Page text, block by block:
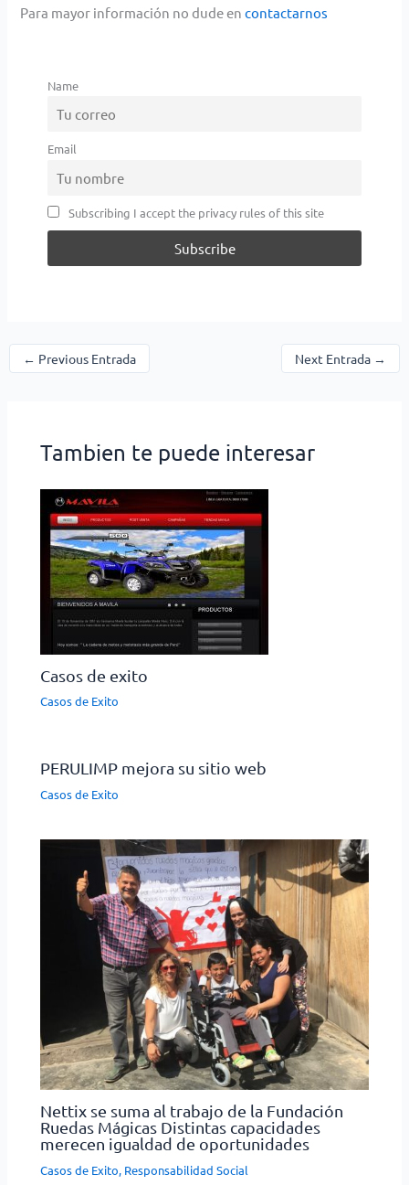
Para mayor información no dude encontactarnos
Name
Email
Subscribing I accept the privacy rules of this site
← Previous Entrada Next Entrada →
Tambien te puede interesar
Casos de exito
Casos de Exito
PERULIMP mejora su sitio web
Casos de Exito
Nettix se suma al trabajo de la Fundación
Ruedas Mágicas Distintas capacidades
merecen igualdad de oportunidades
Casos de Exito, Responsabilidad Social